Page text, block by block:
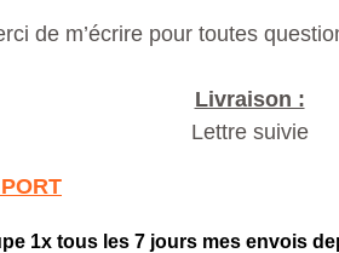
de m’écrire pour toutes
Livraison :
Lettre suivie
1x tous les 7 jours mes envois